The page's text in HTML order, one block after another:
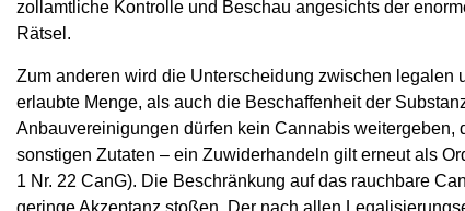
zollamtliche Kontrolle und Beschau angesichts der
Rätsel.
Zum anderen wird die Unterscheidung zwischen
erlaubte Menge, als auch die Beschaffenheit der
Anbauvereinigungen dürfen kein Cannabis weitergeben,
sonstigen Zutaten – ein Zuwiderhandeln gilt erneut als
1 Nr. 22 CanG). Die Beschränkung auf das rauchbare
geringe Akzeptanz stoßen. Der nach allen